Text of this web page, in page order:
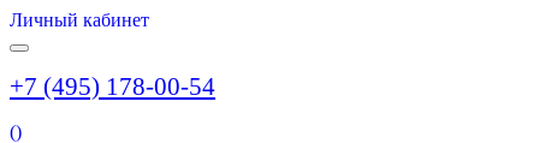
Личный кабинет
+7 (495) 178-00-54
()